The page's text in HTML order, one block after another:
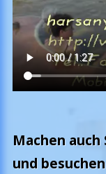
Machen auch
und